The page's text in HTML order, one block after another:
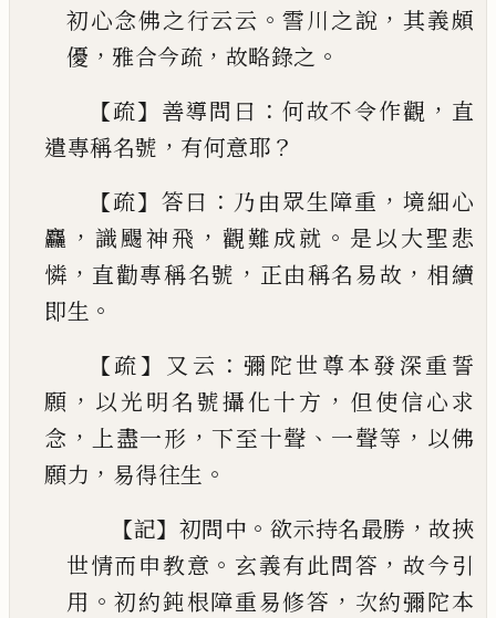
初心念佛之行云云 。霅川之說 ，其義頗
優 ， 雅合今疏 ， 故略錄之 。
【疏】 善導問曰 ： 何故不令作觀 ， 直
遣專稱名號 ， 有何意耶 ？
【疏】 答曰 ： 乃由眾生障重 ， 境細心
麤 ， 識颺神飛 ， 觀難成就 。 是以大聖悲
憐 ， 直勸專稱名號 ， 正由稱名易故 ， 相續
即生 。
【疏】 又云 ：彌陀世尊本發深重誓
願 ， 以光明名號攝化十方 ， 但使信心求
念 ， 上盡一形 ， 下至十聲 、 一聲等 ， 以佛
願力 ， 易得往生 。
【記】 初問中 。 欲示持名最勝 ， 故挾
世情而申教意 。 玄義有此問答 ，故今引
用 。初約鈍根障重易修答 ， 次約彌陀本